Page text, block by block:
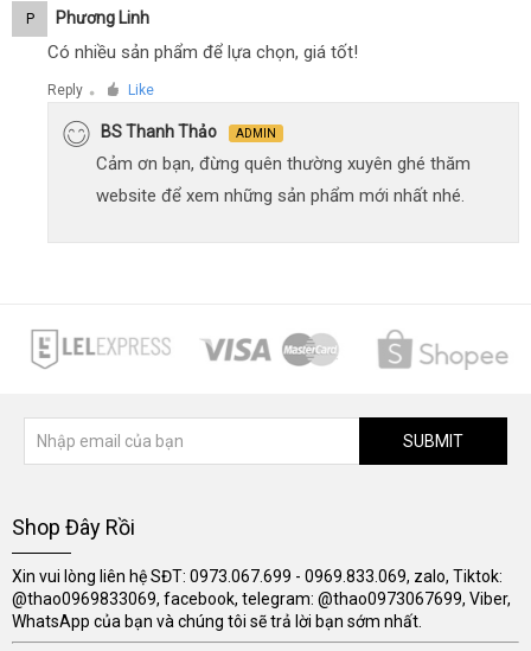
P Phương Linh
Có nhiều sản phẩm để lựa chọn, giá tốt!
Reply ● Like
BS Thanh Thảo ADMIN
Cảm ơn bạn, đừng quên thường xuyên ghé thăm
website để xem những sản phẩm mới nhất nhé.
SUBMIT
Shop Đây Rồi
Xin vui lòng liên hệ SĐT: 0973.067.699 - 0969.833.069, zalo, Tiktok:
@thao0969833069, facebook, telegram: @thao0973067699, Viber,
WhatsApp của bạn và chúng tôi sẽ trả lời bạn sớm nhất.